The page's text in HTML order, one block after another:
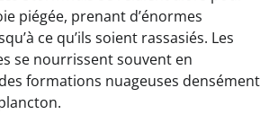
piégée, prenant d’énormes
ce qu’ils soient rassasiés. Les
se nourrissent souvent en
formations nuageuses densément